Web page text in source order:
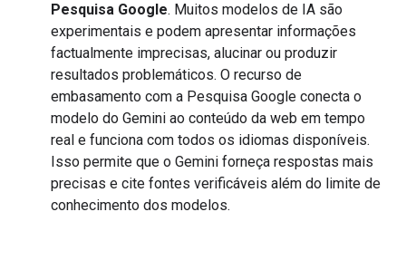
Pesquisa Google. Muitos modelos de IA são
experimentais e podem apresentar informações
factualmente imprecisas, alucinar ou produzir
resultados problemáticos. O recurso de
embasamento com a Pesquisa Google conecta o
modelo do Gemini ao conteúdo da web em tempo
real e funciona com todos os idiomas disponíveis.
Isso permite que o Gemini forneça respostas mais
precisas e cite fontes verificáveis além do limite de
conhecimento dos modelos.